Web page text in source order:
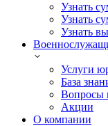
Узнать
Узнать
Узнать
Услуги
База
Вопросы
Акции
О компании